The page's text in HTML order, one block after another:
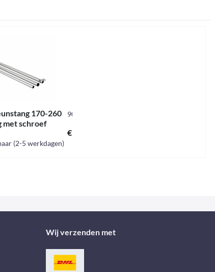
170-260
met schroef
903070
€ 29,40 *
(2-5 werkdagen)
Wij verzenden met